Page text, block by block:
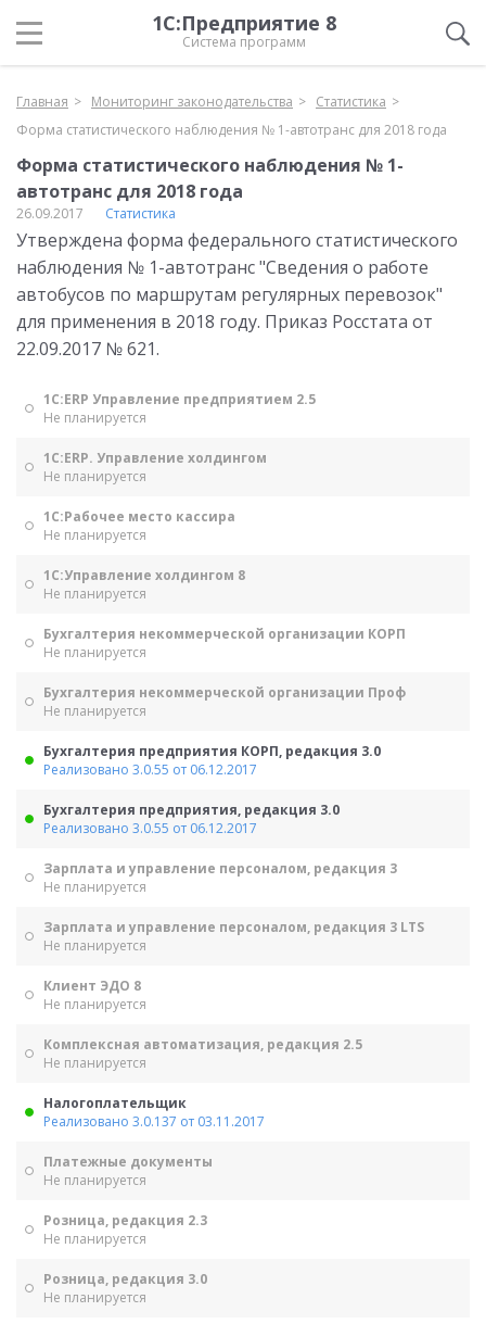
1С:Предприятие 8
Система программ
Главная Мониторинг законодательства
Статистика
Форма статистического наблюдения № 1-автотранс для 2018 года
Форма статистического наблюдения № 1-
автотранс для 2018 года
26.09.2017 Статистика
Утверждена форма федерального статистического
наблюдения № 1-автотранс "Сведения о работе
автобусов по маршрутам регулярных перевозок"
для применения в 2018 году. Приказ Росстата от
22.09.2017 № 621.
1С:ERP Управление предприятием 2.5
Не планируется
1С:ERP. Управление холдингом
Не планируется
1С:Рабочее место кассира
Не планируется
1С:Управление холдингом 8
Не планируется
Бухгалтерия некоммерческой организации КОРП
Не планируется
Бухгалтерия некоммерческой организации Проф
Не планируется
Бухгалтерия предприятия КОРП, редакция 3.0
Реализовано 3.0.55 от 06.12.2017
Бухгалтерия предприятия, редакция 3.0
Реализовано 3.0.55 от 06.12.2017
Зарплата и управление персоналом, редакция 3
Не планируется
Зарплата и управление персоналом, редакция 3 LTS
Не планируется
Клиент ЭДО 8
Не планируется
Комплексная автоматизация, редакция 2.5
Не планируется
Налогоплательщик
Реализовано 3.0.137 от 03.11.2017
Платежные документы
Не планируется
Розница, редакция 2.3
Не планируется
Розница, редакция 3.0
Не планируется